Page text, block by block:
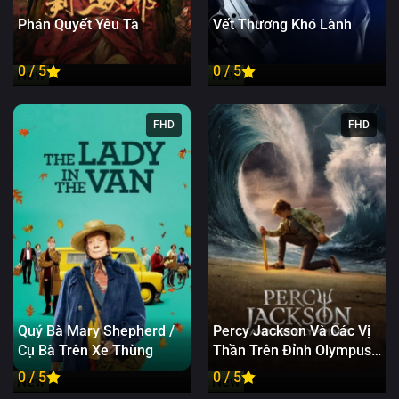
New
Phán Quyết Yêu Tà
0 / 5 New
Vết Thương Khó Lành
0 / 5
FHD
New
Quý Bà Mary Shepherd /
Cụ Bà Trên Xe Thùng
0 / 5
FHD
New
Percy Jackson Và Các Vị
Thần Trên Đỉnh Olympus
(Phần 1)
0 / 5